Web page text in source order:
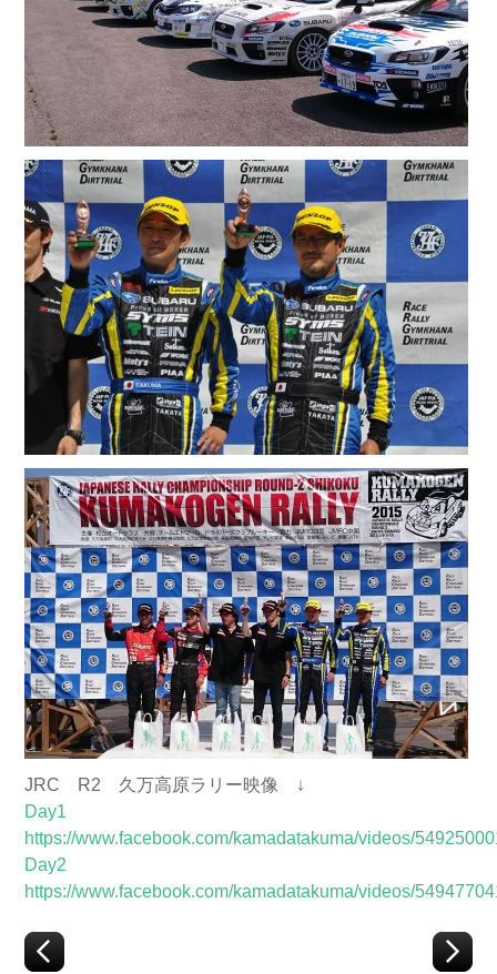
JRC R2 久万高原ラリー映像 ↓
Day1
https://www.facebook.com/kamadatakuma/videos/
Day2
https://www.facebook.com/kamadatakuma/videos/